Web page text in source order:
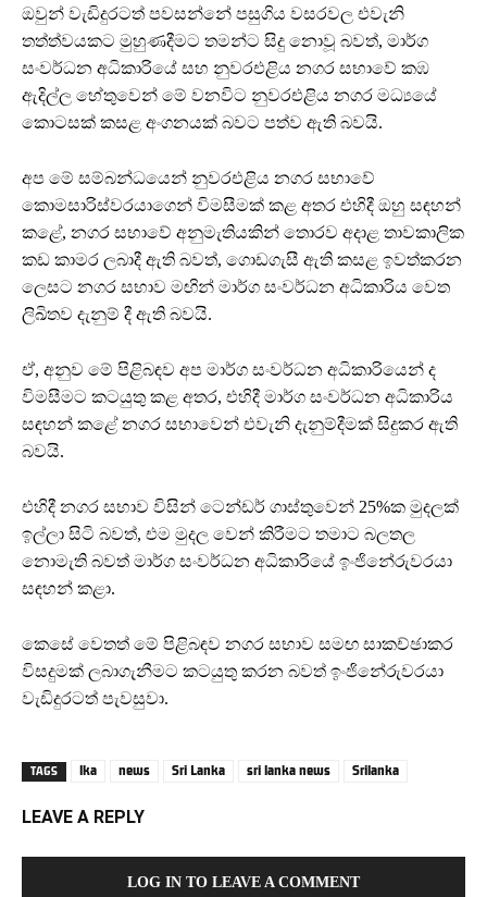
ඔවුන් වැඩිදුරටත් පවසන්නේ පසුගිය වසරවල එවැනි
තත්ත්වයකට මුහුණදීමට තමන්ට සිදු නොවූ බවත්, මාර්ග
සංවර්ධන අධිකාරියේ සහ නුවරඑළිය නගර සභාවේ කඹ
ඇදිල්ල හේතුවෙන් මේ වනවිට නුවරඑළිය නගර මධ්‍යයේ
කොටසක් කසළ අංගනයක් බවට පත්ව ඇති බවයි.
අප මේ සම්බන්ධයෙන් නුවරඑළිය නගර සභාවේ
කොමසාරිස්වරයාගෙන් විමසීමක් කළ අතර එහිදී ඔහු සඳහන්
කළේ, නගර සභාවේ අනුමැතියකින් තොරව අදාළ තාවකාලික
කඩ කාමර ලබාදී ඇති බවත්, ගොඩගැසී ඇති කසළ ඉවත්කරන
ලෙසට නගර සභාව මඟින් මාර්ග සංවර්ධන අධිකාරිය වෙත
ලිඛිතව දැනුම් දී ඇති බවයි.
ඒ, අනුව මේ පිළිබඳව අප මාර්ග සංවර්ධන අධිකාරියෙන් ද
විමසීමට කටයුතු කළ අතර, එහිදී මාර්ග සංවර්ධන අධිකාරිය
සඳහන් කළේ නගර සභාවෙන් එවැනි දැනුම්දීමක් සිදුකර ඇති
බවයි.
එහිදී නගර සභාව විසින් ටෙන්ඩර් ගාස්තුවෙන් 25%ක මුදලක්
ඉල්ලා සිටි බවත්, එම මුදල වෙන් කිරීමට තමාට බලතල
නොමැති බවත් මාර්ග සංවර්ධන අධිකාරියේ ඉංජිනේරුවරයා
සඳහන් කළා.
කෙසේ වෙතත් මේ පිළිබඳව නගර සභාව සමඟ සාකච්ඡාකර
විසදුමක් ලබාගැනීමට කටයුතු කරන බවත් ඉංජිනේරුවරයා
වැඩිදුරටත් පැවසුවා.
TAGS lka news Sri Lanka sri lanka news Srilanka
LEAVE A REPLY
LOG IN TO LEAVE A COMMENT